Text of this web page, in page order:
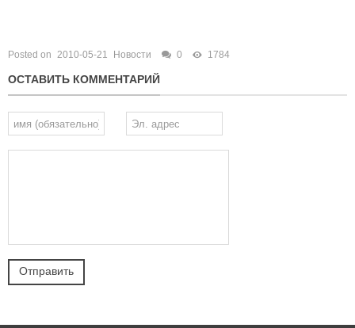
Posted on 2010-05-21 Новости 0 1784
ОСТАВИТЬ КОММЕНТАРИЙ